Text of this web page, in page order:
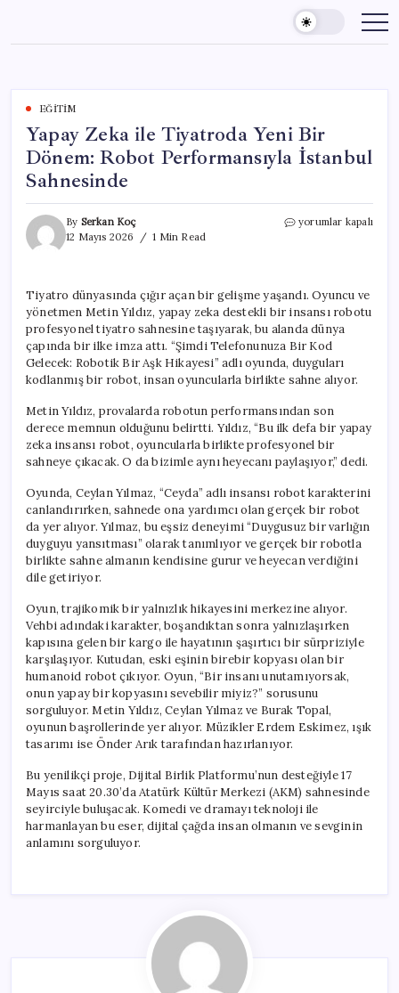
content
EĞITIM
Yapay Zeka ile Tiyatroda Yeni Bir
Dönem: Robot Performansıyla İstanbul
Sahnesinde
By Serkan Koç
12 Mayıs 2026
1 Min Read
Yapay
Bir
Dönem:
Robot
Performansıyla
İstanbul
Sahnesinde
için
yorumlar kapalı
Tiyatro dünyasında çığır açan bir gelişme yaşandı. Oyuncu ve
yönetmen Metin Yıldız, yapay zeka destekli bir insansı robotu
profesyonel tiyatro sahnesine taşıyarak, bu alanda dünya
çapında bir ilke imza attı. “Şimdi Telefonunuza Bir Kod
Gelecek: Robotik Bir Aşk Hikayesi” adlı oyunda, duyguları
kodlanmış bir robot, insan oyuncularla birlikte sahne alıyor.
Metin Yıldız, provalarda robotun performansından son
derece memnun olduğunu belirtti. Yıldız, “Bu ilk defa bir yapay
zeka insansı robot, oyuncularla birlikte profesyonel bir
sahneye çıkacak. O da bizimle aynı heyecanı paylaşıyor,” dedi.
Oyunda, Ceylan Yılmaz, “Ceyda” adlı insansı robot karakterini
canlandırırken, sahnede ona yardımcı olan gerçek bir robot
da yer alıyor. Yılmaz, bu eşsiz deneyimi “Duygusuz bir varlığın
duyguyu yansıtması” olarak tanımlıyor ve gerçek bir robotla
birlikte sahne almanın kendisine gurur ve heyecan verdiğini
dile getiriyor.
Oyun, trajikomik bir yalnızlık hikayesini merkezine alıyor.
Vehbi adındaki karakter, boşandıktan sonra yalnızlaşırken
kapısına gelen bir kargo ile hayatının şaşırtıcı bir sürpriziyle
karşılaşıyor. Kutudan, eski eşinin birebir kopyası olan bir
humanoid robot çıkıyor. Oyun, “Bir insanı unutamıyorsak,
onun yapay bir kopyasını sevebilir miyiz?” sorusunu
sorguluyor. Metin Yıldız, Ceylan Yılmaz ve Burak Topal,
oyunun başrollerinde yer alıyor. Müzikler Erdem Eskimez, ışık
tasarımı ise Önder Arık tarafından hazırlanıyor.
Bu yenilikçi proje, Dijital Birlik Platformu’nun desteğiyle 17
Mayıs saat 20.30’da Atatürk Kültür Merkezi (AKM) sahnesinde
seyirciyle buluşacak. Komedi ve dramayı teknoloji ile
harmanlayan bu eser, dijital çağda insan olmanın ve sevginin
anlamını sorguluyor.